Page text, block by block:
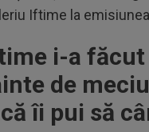
Iftime la
i-a făcut
de
îi pui să